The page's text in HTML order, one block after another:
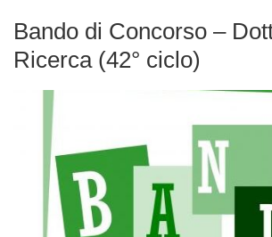
Bando di Concorso –
Ricerca (42° ciclo)